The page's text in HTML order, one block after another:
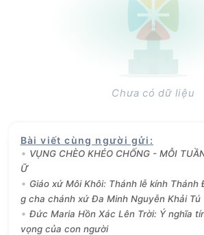
Chưa có dữ liệu
Bài viết cùng người gửi :
VỤNG CHÈO KHÉO CHỐNG - MỖI
Ữ
Giáo xứ Môi Khôi: Thánh lễ kính Thánh
g cha chánh xứ Đa Minh Nguyễn Khải Tú
Đức Maria Hồn Xác Lên Trời: Ý nghĩa
vọng của con người